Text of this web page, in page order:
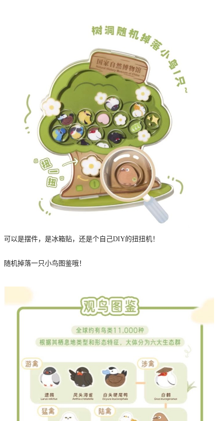
可以是摆件，是冰箱贴，还是个自己DIY的扭扭机！
随机掉落一只小鸟图鉴哦！